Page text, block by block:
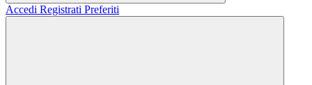
Accedi Registrati Preferiti